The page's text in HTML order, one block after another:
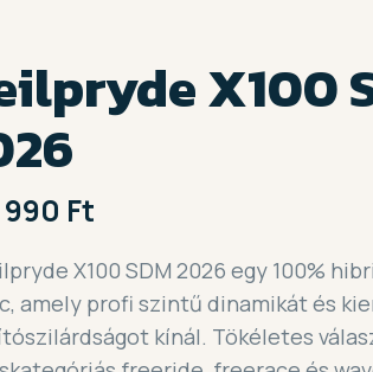
X100
990 Ft
X100 SDM 2026 egy 100%
amely profi szintű dinamikát és
kínál. Tökéletes